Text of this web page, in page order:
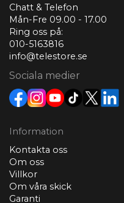
Chatt & Telefon
Mån-Fre 09.00 - 17.00
Ring oss på:
010-5163816
info@telestore.se
Sociala medier
Information
Kontakta oss
Om oss
Villkor
Om våra skick
Garanti